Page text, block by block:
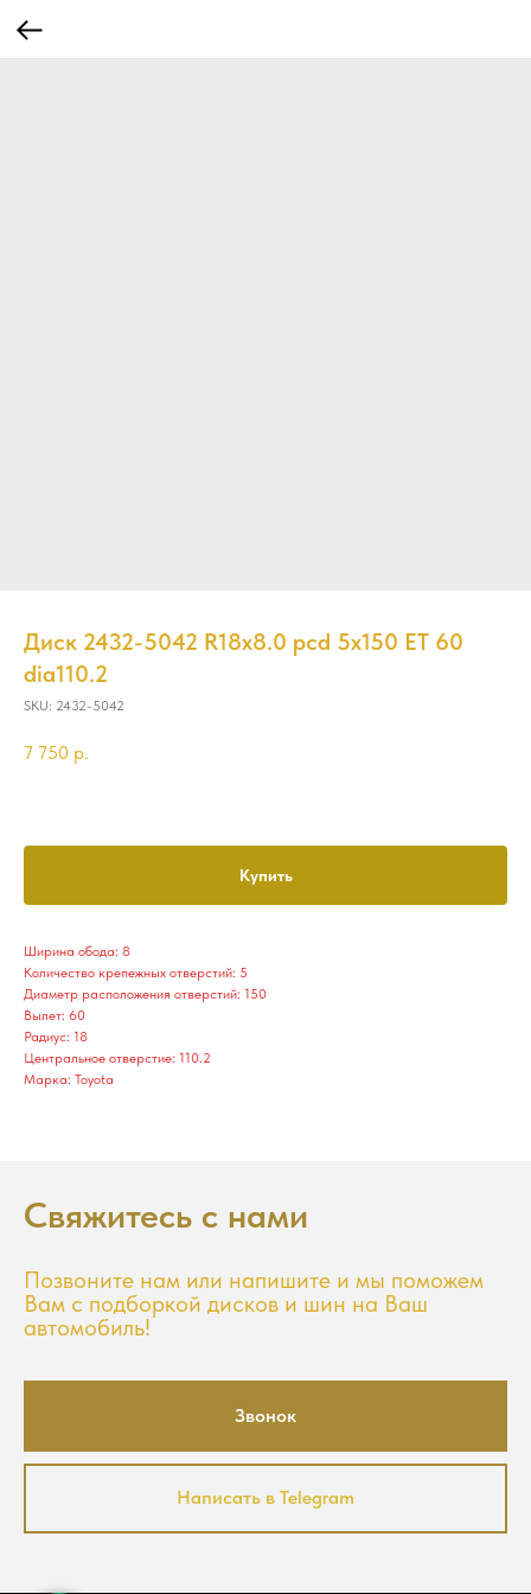
Диск 2432-5042 R18x8.0 pcd 5x150 ET 60
dia110.2
SKU: 2432-5042
7 750 р.
Купить
Ширина обода: 8
Количество крепежных отверстий: 5
Диаметр расположения отверстий: 150
Вылет: 60
Радиус: 18
Центральное отверстие: 110.2
Марка: Toyota
Свяжитесь с нами
Позвоните нам или напишите и мы поможем
Вам с подборкой дисков и шин на Ваш
автомобиль!
Звонок
Написать в Telegram